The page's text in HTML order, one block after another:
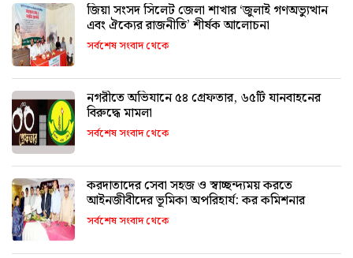
জিয়া সংসদ সিলেট জেলা শাখার ‘জুলাই গণঅভ্যুত্থান
এবং ঐক্যের রাজনীতি’ শীর্ষক আলোচনা
সর্বশেষ সংবাদ থেকে
নগরীতে অভিযানে ৫৪ গ্রেফতার, ৬৫টি যানবাহনের
বিরুদ্ধে মামলা
সর্বশেষ সংবাদ থেকে
করদাতাদের সেবা সহজ ও স্বাচ্ছন্দ্যময় করতে
আইনজীবীদের ভূমিকা অপরিহার্য: কর কমিশনার
সর্বশেষ সংবাদ থেকে